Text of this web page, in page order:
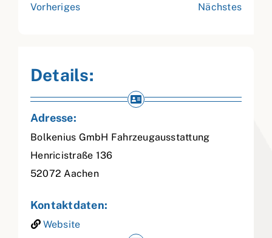
Vorheriges Nächstes
Details:
Adresse:
Bolkenius GmbH Fahrzeugausstattung
Henricistraße 136
52072 Aachen
Kontaktdaten:
Website